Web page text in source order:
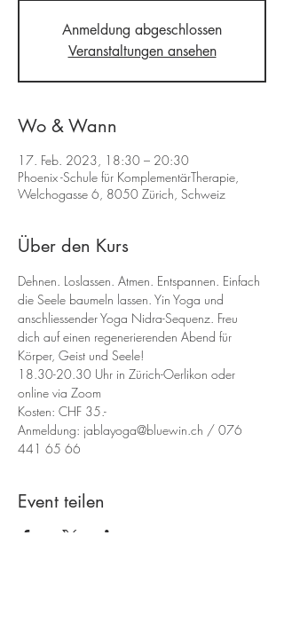
Anmeldung abgeschlossen
Veranstaltungen ansehen
Wo & Wann
17. Feb. 2023, 18:30 – 20:30
Phoenix -Schule für KomplementärTherapie,
Welchogasse 6, 8050 Zürich, Schweiz
Über den Kurs
Dehnen. Loslassen. Atmen. Entspannen. Einfach
die Seele baumeln lassen. Yin Yoga und
anschliessender Yoga Nidra-Sequenz. Freu
dich auf einen regenerierenden Abend für
Körper, Geist und Seele!
18.30-20.30 Uhr in Zürich-Oerlikon oder
online via Zoom
Kosten: CHF 35.-
Anmeldung: jablayoga@bluewin.ch / 076
441 65 66
Event teilen